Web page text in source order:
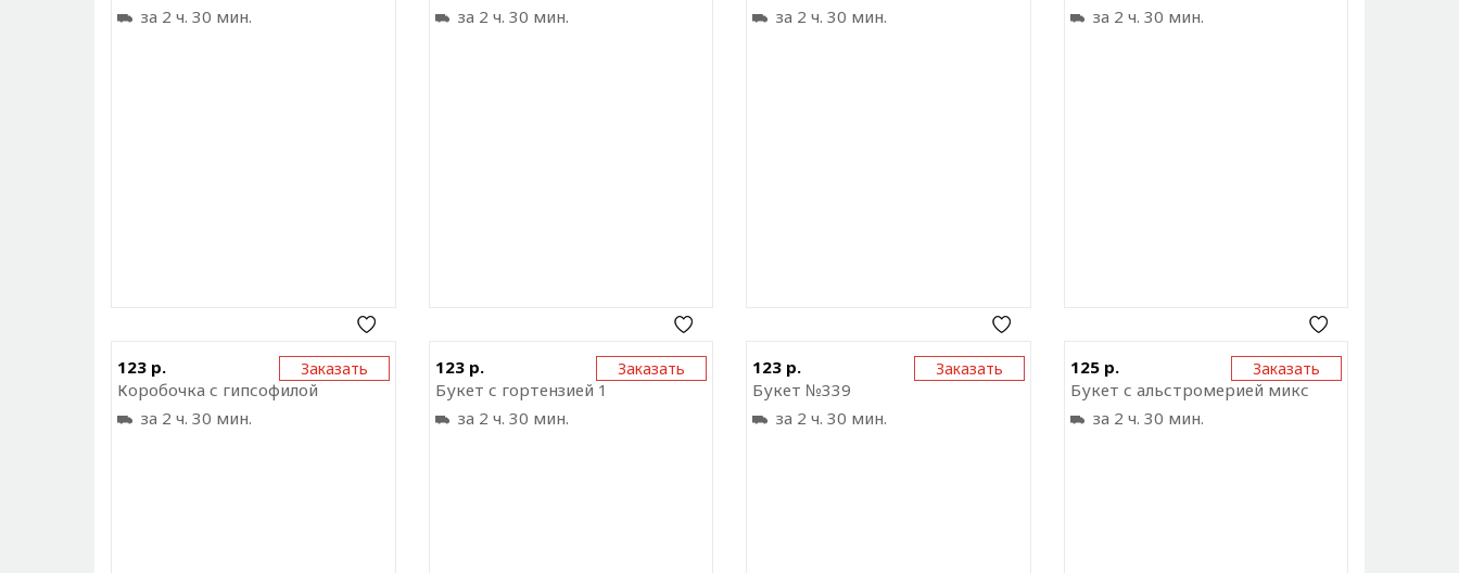
за 2 ч. 30 мин.
за 2 ч. 30 мин.
за 2 ч. 30 мин.
за 2 ч. 30 мин.
Заказать
123 р.
Коробочка с гипсофилой
за 2 ч. 30 мин.
Отправить ссылку на
приложение
Заказать
123 р.
Букет с гортензией 1
за 2 ч. 30 мин.
Отправить ссылку на
приложение
Заказать
123 р.
Букет №339
за 2 ч. 30 мин.
Отправить ссылку на
приложение
Заказать
125 р.
Букет с альстромерией микс
за 2 ч. 30 мин.
Отправить ссылку на
приложение